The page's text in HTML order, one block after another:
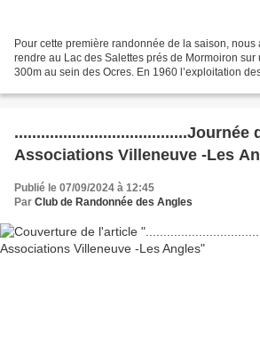
Pour cette première randonnée de la saison,
rendre au Lac des Salettes prés de Mormoiron sur
300m au sein des Ocres. En 1960 l’exploitation
.......................................Journée
Associations Villeneuve -Les
Publié le 07/09/2024 à 12:45
Par Club de Randonnée des Angles